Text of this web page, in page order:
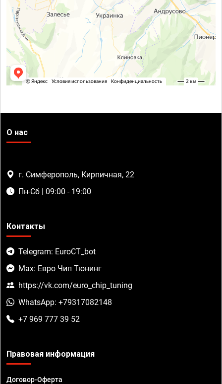
О нас
г. Симферополь, Кирпичная, 22
Пн-Сб | 09:00 - 19:00
Контакты
Telegram: EuroCT_bot
Max: Евро Чип Тюнинг
https://vk.com/euro_chip_tuning
WhatsApp: +79317082148
+7 969 777 39 52
Правовая информация
Договор-Оферта